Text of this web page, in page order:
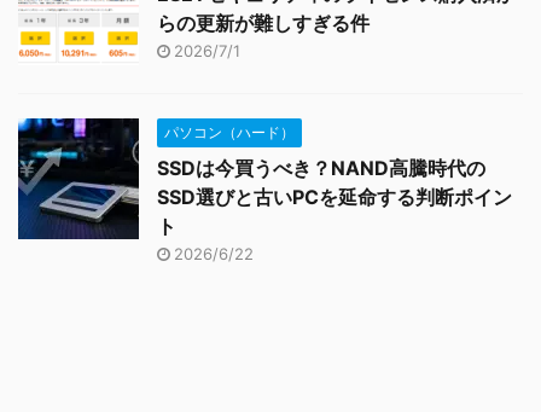
らの更新が難しすぎる件
2026/7/1
パソコン（ハード）
SSDは今買うべき？NAND高騰時代の
SSD選びと古いPCを延命する判断ポイン
ト
2026/6/22